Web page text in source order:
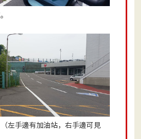
左手邊有加油站，右手邊可見